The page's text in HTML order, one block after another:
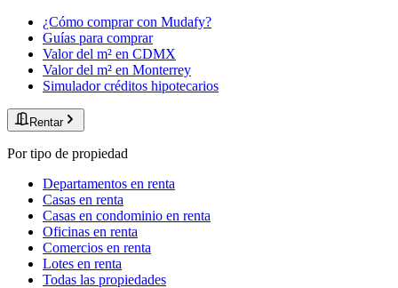
¿Cómo comprar con Mudafy?
Guías para comprar
Valor del m² en CDMX
Valor del m² en Monterrey
Simulador créditos hipotecarios
Rentar
Por tipo de propiedad
Departamentos en renta
Casas en renta
Casas en condominio en renta
Oficinas en renta
Comercios en renta
Lotes en renta
Todas las propiedades